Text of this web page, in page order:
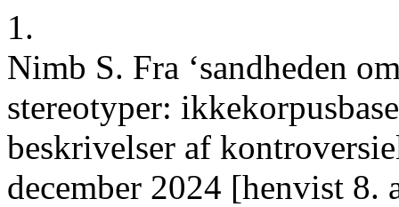
1.
Nimb S. Fra ‘sandheden
stereotyper:
beskrivelser af
december 2024 [henvist